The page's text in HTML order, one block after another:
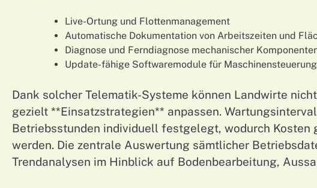
Live-Ortung und Flottenmanagement
Automatische Dokumentation von Arbeitszeiten und
Diagnose und Ferndiagnose mechanischer
Update-fähige Softwaremodule für Maschinensteuerung
Dank solcher Telematik-Systeme können Landwirte
gezielt **Einsatzstrategien** anpassen.
Betriebsstunden individuell festgelegt, wodurch
werden. Die zentrale Auswertung sämtlicher
Trendanalysen im Hinblick auf Bodenbearbeitung,